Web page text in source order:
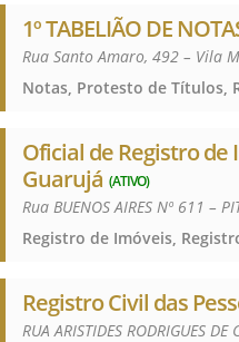
1º TABELIÃO DE
Rua Santo Amaro, 492 – Vila
Oficial de Registro de
Guarujá (ATIVO)
Rua BUENOS AIRES Nº 611 –
Registro Civil das
RUA ARISTIDES RODRIGUES